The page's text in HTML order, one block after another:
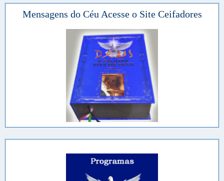
Mensagens do Céu Acesse o Site Ceifadores